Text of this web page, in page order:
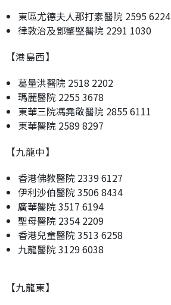
東區尤德夫人那打素醫院 2595 6224
律敦治及鄧肇堅醫院 2291 1030
【港島西】
葛量洪醫院 2518 2202
瑪麗醫院 2255 3678
東華三院馮堯敬醫院 2855 6111
東華醫院 2589 8297
【九龍中】
香港佛教醫院 2339 6127
伊利沙伯醫院 3506 8434
廣華醫院 3517 6194
聖母醫院 2354 2209
香港兒童醫院 3513 6258
九龍醫院 3129 6038
【九龍東】